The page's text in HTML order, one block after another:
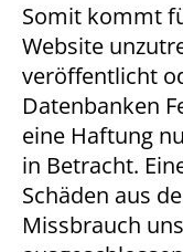
Somit kommt
Website
veröffentlicht
Datenbanken
eine Haftung
in Betracht.
Schäden aus
Missbrauch